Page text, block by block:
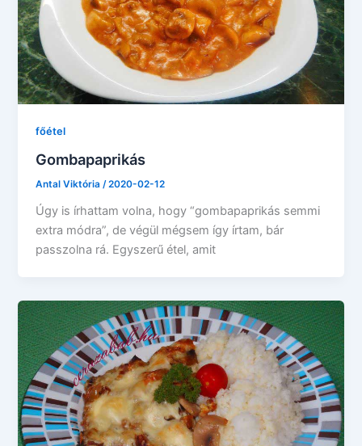
főétel
Gombapaprikás
Antal Viktória/2020-02-12
Úgy is írhattam volna, hogy “gombapaprikás semmi
extra módra”, de végül mégsem így írtam, bár
passzolna rá. Egyszerű étel, amit